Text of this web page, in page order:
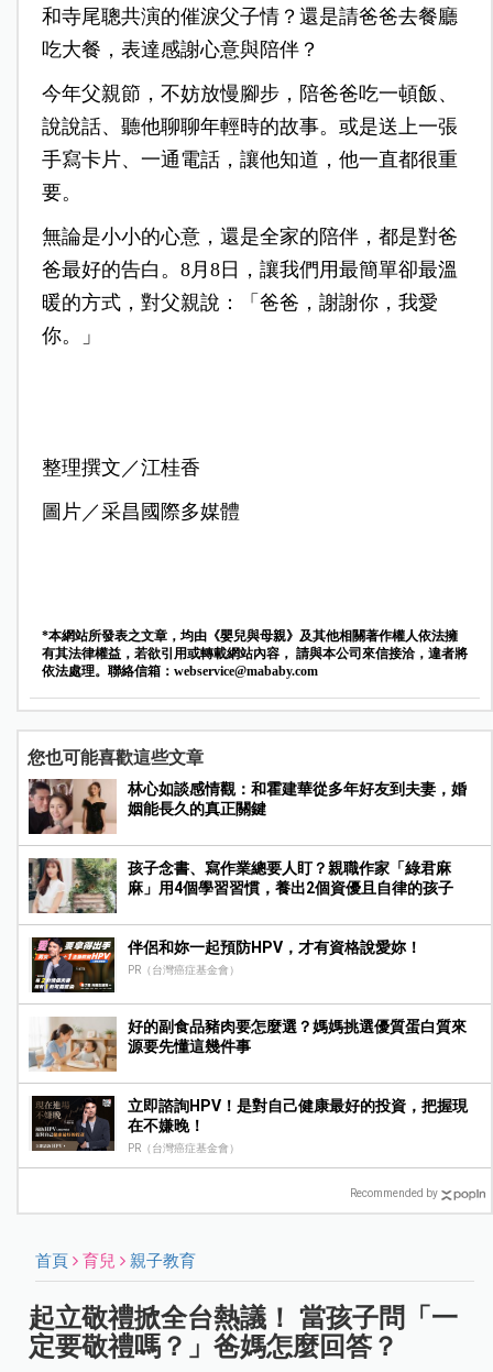
和寺尾聰共演的催淚父子情？還是請爸爸去餐廳
吃大餐，表達感謝心意與陪伴？
今年父親節，不妨放慢腳步，陪爸爸吃一頓飯、
說說話、聽他聊聊年輕時的故事。或是送上一張
手寫卡片、一通電話，讓他知道，他一直都很重
要。
無論是小小的心意，還是全家的陪伴，都是對爸
爸最好的告白。8月8日，讓我們用最簡單卻最溫
暖的方式，對父親說：「爸爸，謝謝你，我愛
你。」
整理撰文／江桂香
圖片／采昌國際多媒體
*本網站所發表之文章，均由《嬰兒與母親》及其他相關著作權人依法擁
有其法律權益，若欲引用或轉載網站內容， 請與本公司來信接洽，違者將
依法處理。聯絡信箱： webservice@mababy.com
您也可能喜歡這些文章
林心如談感情觀：和霍建華從多年好友到夫妻，婚
姻能長久的真正關鍵
孩子念書、寫作業總要人盯？親職作家「綠君麻
麻」用4個學習習慣，養出2個資優且自律的孩子
伴侶和妳一起預防HPV，才有資格說愛妳！
PR（台灣癌症基金會）
好的副食品豬肉要怎麼選？媽媽挑選優質蛋白質來
源要先懂這幾件事
立即諮詢HPV！是對自己健康最好的投資，把握現
在不嫌晚！
PR（台灣癌症基金會）
Recommended by
首頁 育兒 親子教育
起立敬禮掀全台熱議！ 當孩子問「一
定要敬禮嗎？」爸媽怎麼回答？